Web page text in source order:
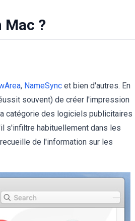
?
, NameSync et bien d'autres. En
souvent) de créer l'impression
catégorie des logiciels publicitaires
s'infiltre habituellement dans les
de l'information sur les